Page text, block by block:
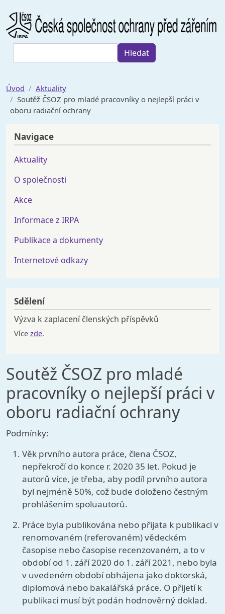
Hledat
Úvod
Aktuality
Soutěž ČSOZ pro mladé pracovníky o nejlepší práci v
oboru radiační ochrany
Soutěž ČSOZ pro mladé
pracovníky o nejlepší práci v
oboru radiační ochrany
Podmínky:
Věk prvního autora práce, člena ČSOZ,
nepřekročí do konce r. 2020 35 let. Pokud je
autorů více, je třeba, aby podíl prvního autora
byl nejméně 50%, což bude doloženo čestným
prohlášením spoluautorů.
Práce byla publikována nebo přijata k publikaci v
renomovaném (referovaném) vědeckém
časopise nebo časopise recenzovaném, a to v
období od 1. září 2020 do 1. září 2021, nebo byla
v uvedeném období obhájena jako doktorská,
diplomová nebo bakalářská práce. O přijetí k
publikaci musí být podán hodnověrný doklad.
Navigace
Aktuality
O společnosti
Akce
Informace z IRPA
Publikace a dokumenty
Internetové odkazy
Sdělení
Výzva k zaplacení členských příspěvků
Více zde.